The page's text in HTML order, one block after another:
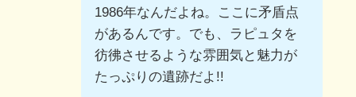
1986年なんだよね。ここに矛盾点
があるんです。でも、ラピュタを
彷彿させるような雰囲気と魅力が
たっぷりの遺跡だよ!!